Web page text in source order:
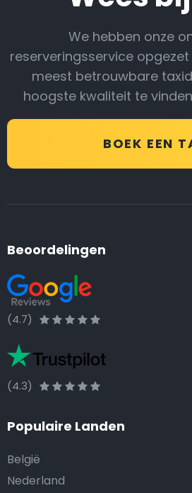
We hebben onze
reserveringsservice
meest betrouwbare
hoogste kwaliteit te
BOEK EEN
Beoordelingen
(4.7)
(4.3)
Populaire Landen
België
Nederland